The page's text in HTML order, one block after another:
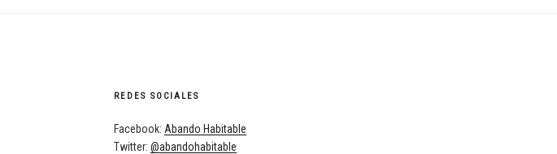
REDES SOCIALES
Facebook: Abando Habitable
Twitter: @abandohabitable